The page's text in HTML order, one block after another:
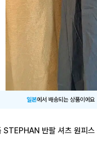
일본에서 배송되는 상품이에요
STEPHAN 반팔 셔츠 원피스